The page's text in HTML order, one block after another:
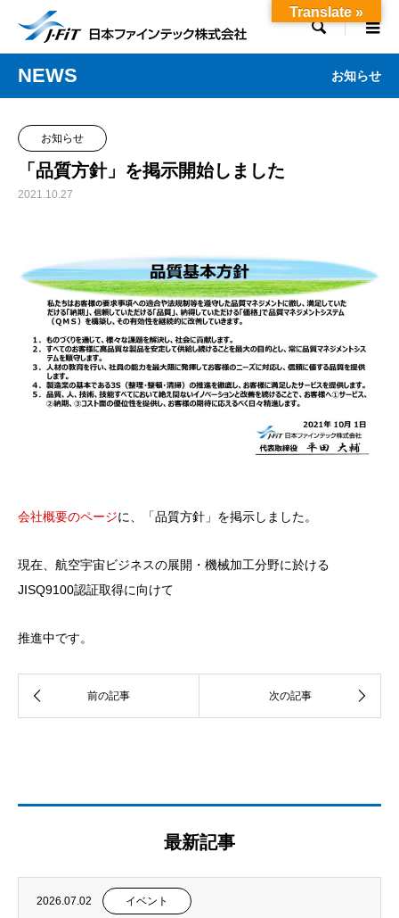

NEWS お知らせ
お知らせ
「品質方針」を掲示開始しました
2021.10.27
会社概要のページに、「品質方針」を掲示しました。
現在、航空宇宙ビジネスの展開・機械加工分野に於ける
JISQ9100認証取得に向けて
推進中です。
最新記事
2026.07.02 イベント
Translate »